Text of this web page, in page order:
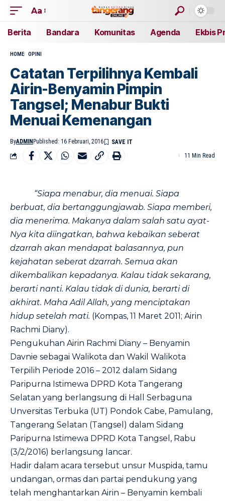
Aa
Berita Bandara Komunitas Agenda Ekbis
HOME OPINI
Catatan Terpilihnya Kembali
Airin-Benyamin Pimpin
Tangsel; Menabur Bukti
Menuai Kemenangan
ByADMIN Published: 16 Februari, 2016
11 Min Read
“Siapa menabur, dia menuai. Siapa
berbuat, dia bertanggungjawab. Siapa memberi,
dia menerima. Makanya dalam salah satu ayat-
Nya kita diingatkan, bahwa kebaikan seberat
dzarrah akan mendapat balasannya, pun
kejahatan seberat dzarrah. Semua akan
dikembalikan kepadanya. Kalau tidak sekarang,
berarti nanti. Kalau tidak di dunia, berarti di
akhirat. Maha Adil Allah, yang menciptakan
hidup setelah mati. (Kompas, 11 Maret 2011; Airin
Rachmi Diany).
Pengukuhan Airin Rachmi Diany – Benyamin
Davnie sebagai Walikota dan Wakil Walikota
Terpilih Periode 2016 – 2012 dalam Sidang
Paripurna Istimewa DPRD Kota Tangerang
Selatan yang berlangsung di Hall Serbaguna
Unversitas Terbuka (UT) Pondok Cabe, Pamulang,
Tangerang Selatan (Tangsel) dalam Sidang
Paripurna Istimewa DPRD Kota Tangsel, Rabu
(3/2/2016) berlangsung lancar.
Hadir dalam acara tersebut unsur Muspida, tamu
undangan, ormas dan partai pendukung yang
telah menghantarkan Airin – Benyamin kembali